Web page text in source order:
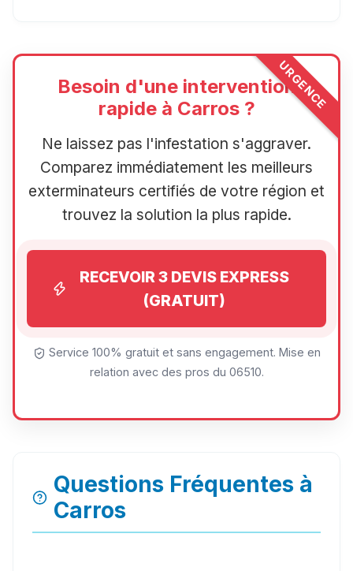
URGENCE
Besoin d'une intervention
rapide à Carros ?
Ne laissez pas l'infestation s'aggraver.
Comparez immédiatement les meilleurs
exterminateurs certifiés de votre région et
trouvez la solution la plus rapide.
RECEVOIR 3 DEVIS EXPRESS
(GRATUIT)
Service 100% gratuit et sans engagement. Mise en
relation avec des pros du 06510.
Questions Fréquentes à
Carros